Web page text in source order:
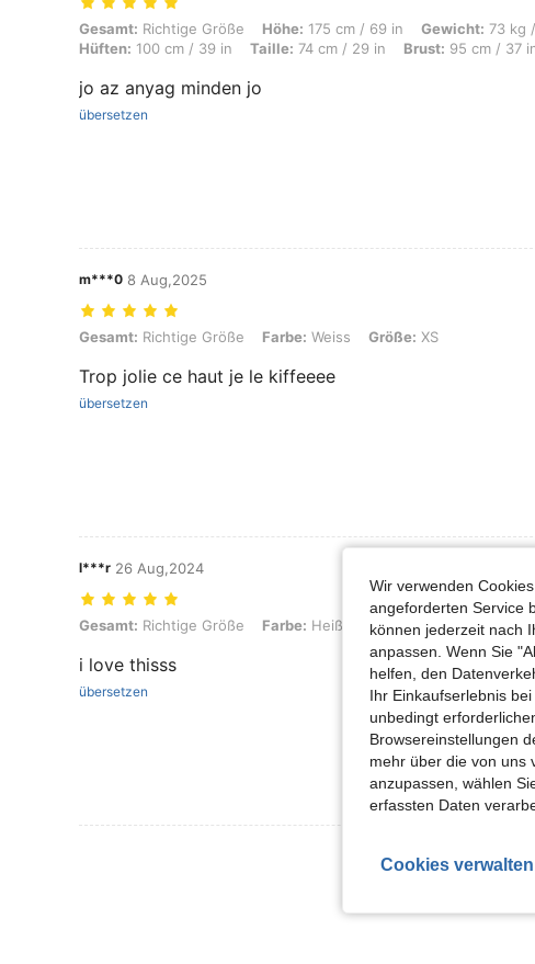
Gesamt: Richtige Größe, Höhe: 175 cm / 69 in, Gewicht: 73 kg / 161 lbs,
Gesamt: Richtige Größe Höhe: 175 cm / 69 in Gewicht: 73 kg
Hüften: 100 cm / 39 in Taille: 74 cm / 29 in Brust: 95 cm / 37
jo az anyag minden jo
übersetzen
m***0 8 Aug,2025
Gesamt: Richtige Größe, Farbe: Weiss, Größe: XS
Gesamt: Richtige Größe Farbe: Weiss Größe: XS
Trop jolie ce haut je le kiffeeee
übersetzen
l***r 26 Aug,2024
Gesamt: Richtige Größe, Farbe: Heißes Pink, Größe: XS
Gesamt: Richtige Größe Farbe: Heißes Pink Größe:XS
i love thisss
übersetzen
Wir verwenden
angeforderten Service
können jederzeit nach
anpassen. Wenn Sie
helfen, den
Ihr Einkaufserlebnis
unbedingt
Browsereinstellungen
mehr über die von uns
anzupassen, wählen
erfassten Daten
Cookies verwalten